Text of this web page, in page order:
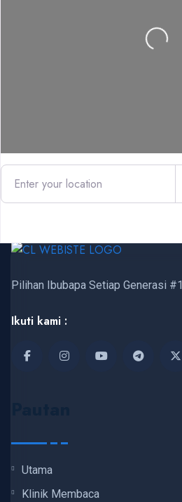
Loading...
Enter your location
Pilihan Ibubapa Setiap Generasi #1
Ikuti kami :
Utama
Klinik Membaca